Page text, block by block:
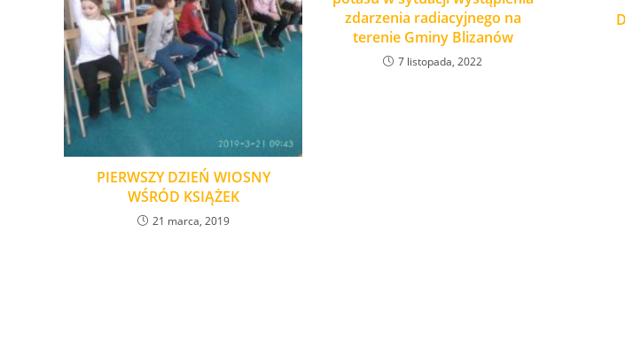
PIERWSZY DZIEŃ WIOSNY
WŚRÓD KSIĄŻEK
21 marca, 2019
zdarzenia radiacyjnego na
terenie Gminy Blizanów
7 listopada, 2022